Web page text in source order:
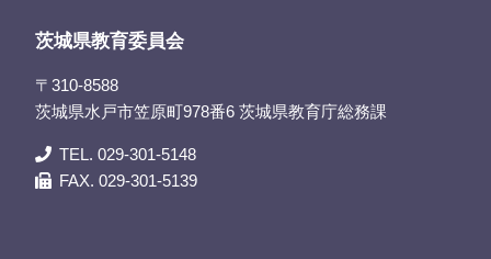
茨城県教育委員会
〒310-8588
茨城県水戸市笠原町978番6 茨城県教育庁総務課
TEL. 029-301-5148
FAX. 029-301-5139